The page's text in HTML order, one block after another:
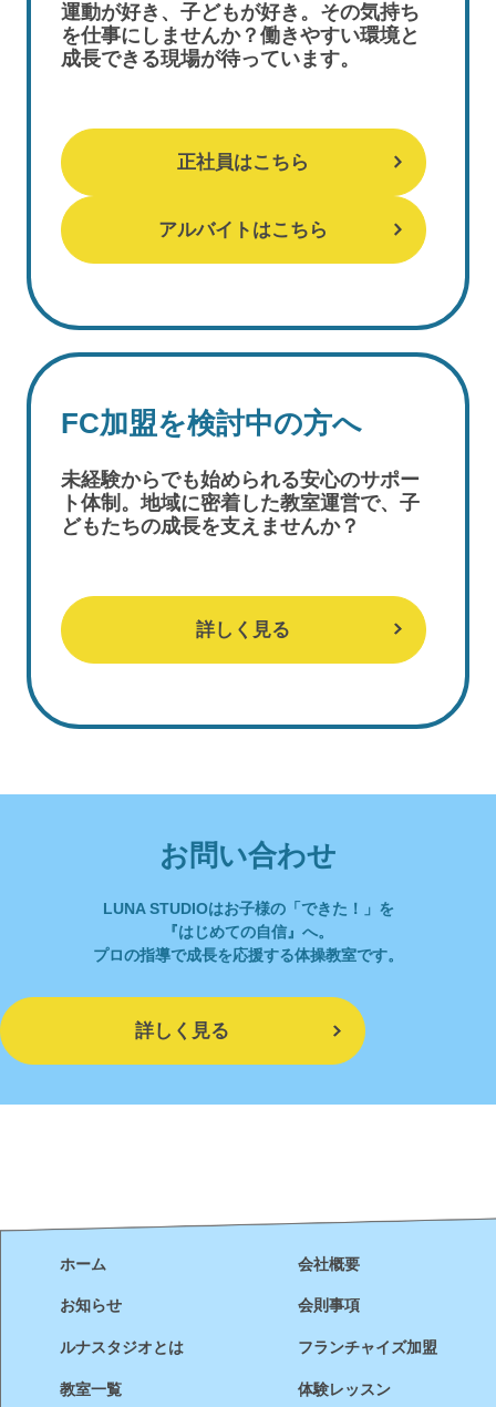
運動が好き、子どもが好き。その気持ち
を仕事にしませんか？働きやすい環境と
成長できる現場が待っています。
正社員はこちら
アルバイトはこちら
FC加盟を検討中の方へ
未経験からでも始められる安心のサポー
ト体制。地域に密着した教室運営で、子
どもたちの成長を支えませんか？
詳しく見る
お問い合わせ
LUNA STUDIOはお子様の「できた！」を
『はじめての自信』へ。
プロの指導で成長を応援する体操教室です。
詳しく見る
ホーム 会社概要
お知らせ 会則事項
ルナスタジオとは フランチャイズ加盟
教室一覧 体験レッスン